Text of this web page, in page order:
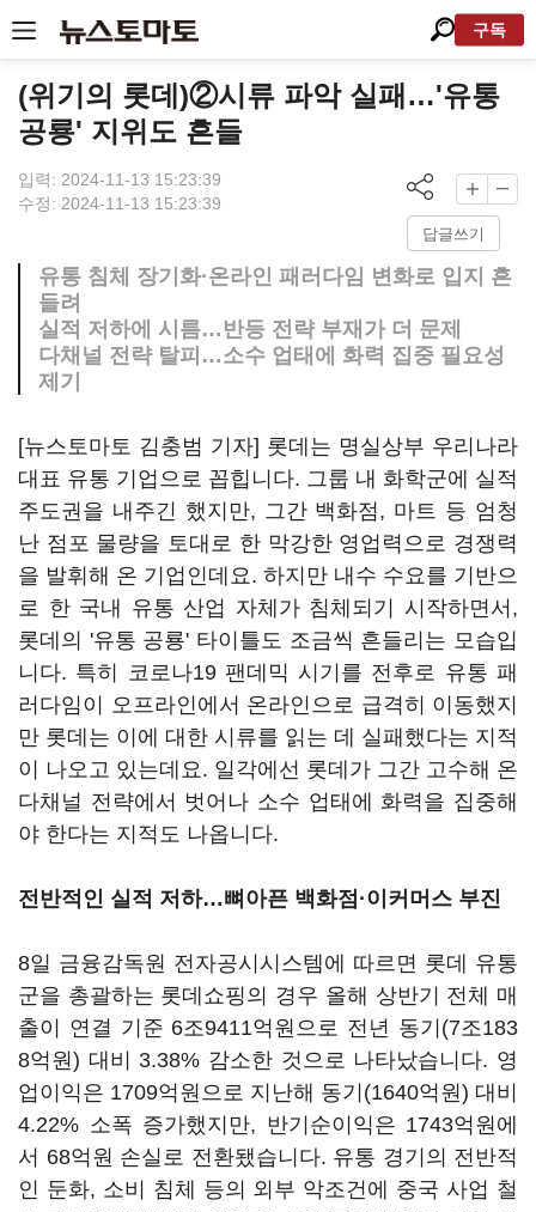
구독
(위기의 롯데)②시류 파악 실패…'유통
공룡' 지위도 흔들
입력: 2024-11-13 15:23:39
수정: 2024-11-13 15:23:39
답글쓰기
유통 침체 장기화·온라인 패러다임 변화로 입지 흔
들려
실적 저하에 시름…반등 전략 부재가 더 문제
다채널 전략 탈피…소수 업태에 화력 집중 필요성
제기
[뉴스토마토 김충범 기자] 롯데는 명실상부 우리나라
대표 유통 기업으로 꼽힙니다. 그룹 내 화학군에 실적
주도권을 내주긴 했지만, 그간 백화점, 마트 등 엄청
난 점포 물량을 토대로 한 막강한 영업력으로 경쟁력
을 발휘해 온 기업인데요. 하지만 내수 수요를 기반으
로 한 국내 유통 산업 자체가 침체되기 시작하면서,
롯데의 '유통 공룡' 타이틀도 조금씩 흔들리는 모습입
니다. 특히 코로나19 팬데믹 시기를 전후로 유통 패
러다임이 오프라인에서 온라인으로 급격히 이동했지
만 롯데는 이에 대한 시류를 읽는 데 실패했다는 지적
이 나오고 있는데요. 일각에선 롯데가 그간 고수해 온
다채널 전략에서 벗어나 소수 업태에 화력을 집중해
야 한다는 지적도 나옵니다.
전반적인 실적 저하…뼈아픈 백화점·이커머스 부진
8일 금융감독원 전자공시시스템에 따르면 롯데 유통
군을 총괄하는 롯데쇼핑의 경우 올해 상반기 전체 매
출이 연결 기준 6조9411억원으로 전년 동기(7조183
8억원) 대비 3.38% 감소한 것으로 나타났습니다. 영
업이익은 1709억원으로 지난해 동기(1640억원) 대비
4.22% 소폭 증가했지만, 반기순이익은 1743억원에
서 68억원 손실로 전환됐습니다. 유통 경기의 전반적
인 둔화, 소비 침체 등의 외부 악조건에 중국 사업 철